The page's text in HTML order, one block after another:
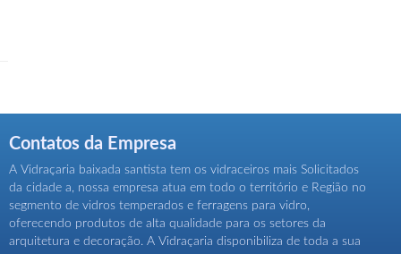
Contatos da Empresa
A Vidraçaria baixada santista tem os vidraceiros mais Solicitados
da cidade a, nossa empresa atua em todo o território e Região no
segmento de vidros temperados e ferragens para vidro,
oferecendo produtos de alta qualidade para os setores da
arquitetura e decoração. A Vidraçaria disponibiliza de toda a sua